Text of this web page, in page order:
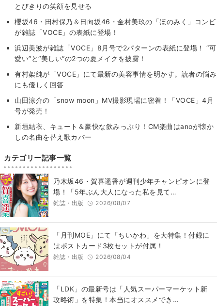
とびきりの笑顔を見せる
櫻坂46・田村保乃＆日向坂46・金村美玖の「ほのみく」コンビ
が雑誌「VOCE」の表紙に登場！
浜辺美波が雑誌「VOCE」8月号で2パターンの表紙に登場！ “可
愛い”と“美しい”の2つの夏メイクを披露！
有村架純が「VOCE」にて最新の美容事情を明かす。読者の悩み
にも優しく回答
山田涼介の「snow moon」MV撮影現場に密着！「VOCE」4月
号が発売！
新垣結衣、キュート＆豪快な飲みっぷり！CM楽曲はanoが懐か
しの名曲を替え歌カバー
カテゴリー記事一覧
乃木坂46・賀喜遥香が週刊少年チャンピオンに登
場！「5年ぶん大人になった私を見て…
雑誌・出版 2026/08/07
「月刊MOE」にて「ちいかわ」を大特集！付録に
はポストカード3枚セットが付属！
雑誌・出版 2026/08/04
「LDK」の最新号は「人気スーパーマーケット新
攻略術」を特集！本当にオススメでき…